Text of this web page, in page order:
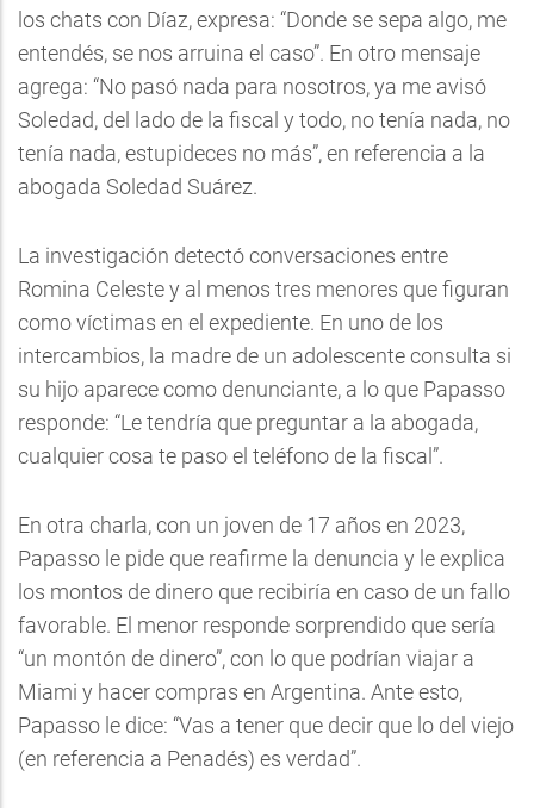
los chats con Díaz, expresa: “Donde se sepa algo, me
entendés, se nos arruina el caso”. En otro mensaje
agrega: “No pasó nada para nosotros, ya me avisó
Soledad, del lado de la fiscal y todo, no tenía nada, no
tenía nada, estupideces no más”, en referencia a la
abogada Soledad Suárez.
La investigación detectó conversaciones entre
Romina Celeste y al menos tres menores que figuran
como víctimas en el expediente. En uno de los
intercambios, la madre de un adolescente consulta si
su hijo aparece como denunciante, a lo que Papasso
responde: “Le tendría que preguntar a la abogada,
cualquier cosa te paso el teléfono de la fiscal”.
En otra charla, con un joven de 17 años en 2023,
Papasso le pide que reafirme la denuncia y le explica
los montos de dinero que recibiría en caso de un fallo
favorable. El menor responde sorprendido que sería
“un montón de dinero”, con lo que podrían viajar a
Miami y hacer compras en Argentina. Ante esto,
Papasso le dice: “Vas a tener que decir que lo del viejo
(en referencia a Penadés) es verdad”.